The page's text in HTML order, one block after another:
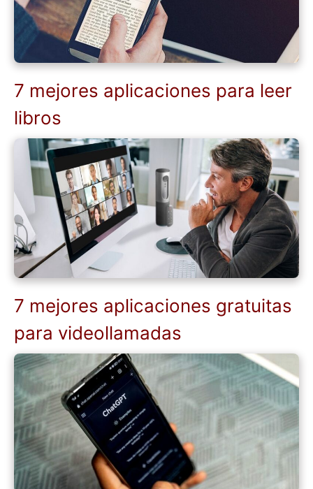
7 mejores aplicaciones para leer
libros
7 mejores aplicaciones gratuitas
para videollamadas